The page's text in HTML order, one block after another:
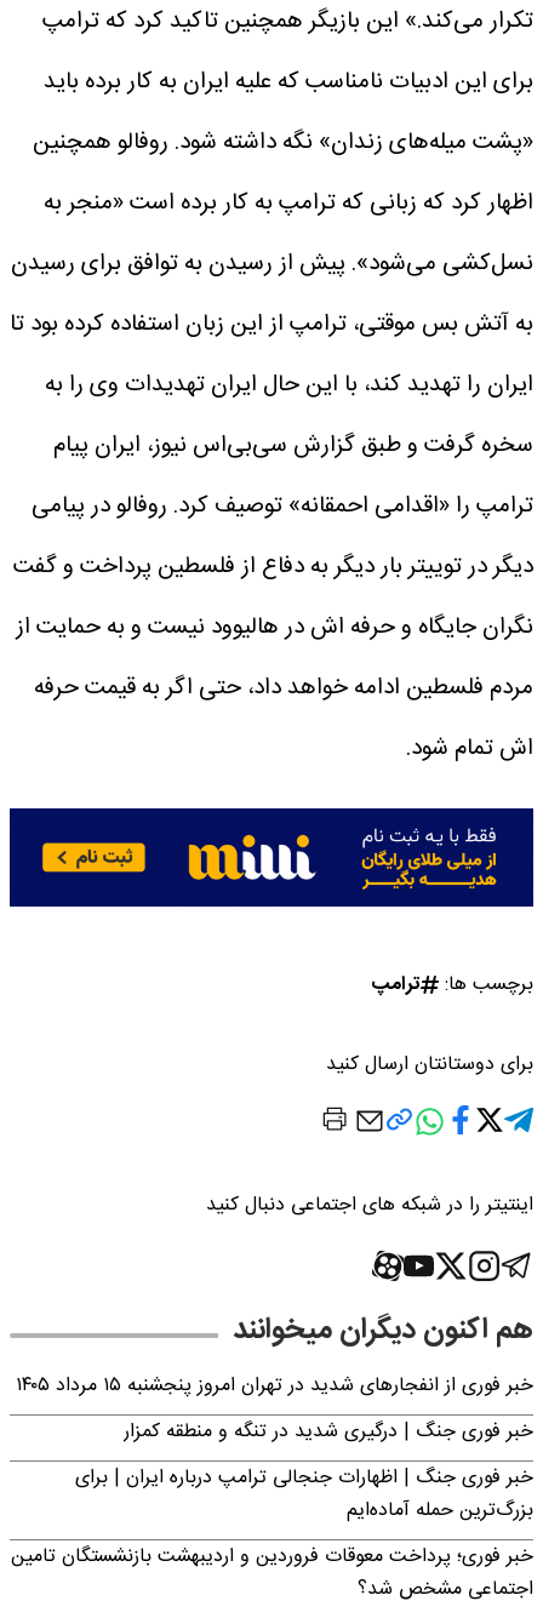
تکرار می‌کند.» این بازیگر همچنین تاکید کرد که ترامپ
برای این ادبیات نامناسب که علیه ایران به کار برده باید
«پشت میله‌های زندان» نگه داشته شود. روفالو همچنین
اظهار کرد که زبانی که ترامپ به کار برده است «منجر به
نسل‌کشی می‌شود». پیش از رسیدن به توافق برای رسیدن
به آتش بس موقتی، ترامپ از این زبان استفاده کرده بود تا
ایران را تهدید کند، با این حال ایران تهدیدات وی را به
سخره گرفت و طبق گزارش سی‌بی‌اس نیوز، ایران پیام
ترامپ را «اقدامی احمقانه» توصیف کرد. روفالو در پیامی
دیگر در توییتر بار دیگر به دفاع از فلسطین پرداخت و گفت
نگران جایگاه و حرفه اش در هالیوود نیست و به حمایت از
مردم فلسطین ادامه خواهد داد، حتی اگر به قیمت حرفه
اش تمام شود.
برچسب ها: ترامپ
برای دوستانتان ارسال کنید
اینتیتر را در شبکه های اجتماعی دنبال کنید
هم اکنون دیگران میخوانند
خبر فوری از انفجارهای شدید در تهران امروز پنجشنبه ۱۵ مرداد ۱۴۰۵
خبر فوری جنگ | درگیری شدید در تنگه و منطقه کمزار
خبر فوری جنگ | اظهارات جنجالی ترامپ درباره ایران | برای
بزرگ‌ترین حمله آماده‌ایم
خبر فوری؛ پرداخت معوقات فروردین و اردیبهشت بازنشستگان تامین
اجتماعی مشخص شد؟